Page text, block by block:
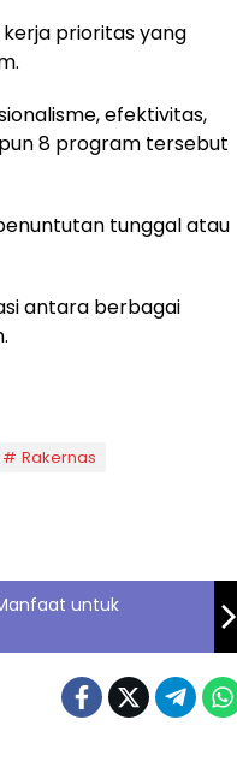
prioritas yang
efektivitas,
8 program tersebut
tunggal atau
antara berbagai
Rakernas
untuk